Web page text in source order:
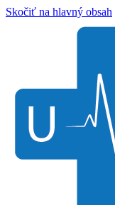
Skočiť na hlavný obsah